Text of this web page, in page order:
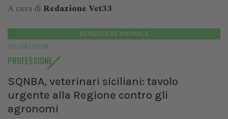
A cura di Redazione Vet33
BENESSERE ANIMALE
30/06/2026
PROFESSIONE
SQNBA, veterinari siciliani: tavolo
urgente alla Regione contro gli
agronomi